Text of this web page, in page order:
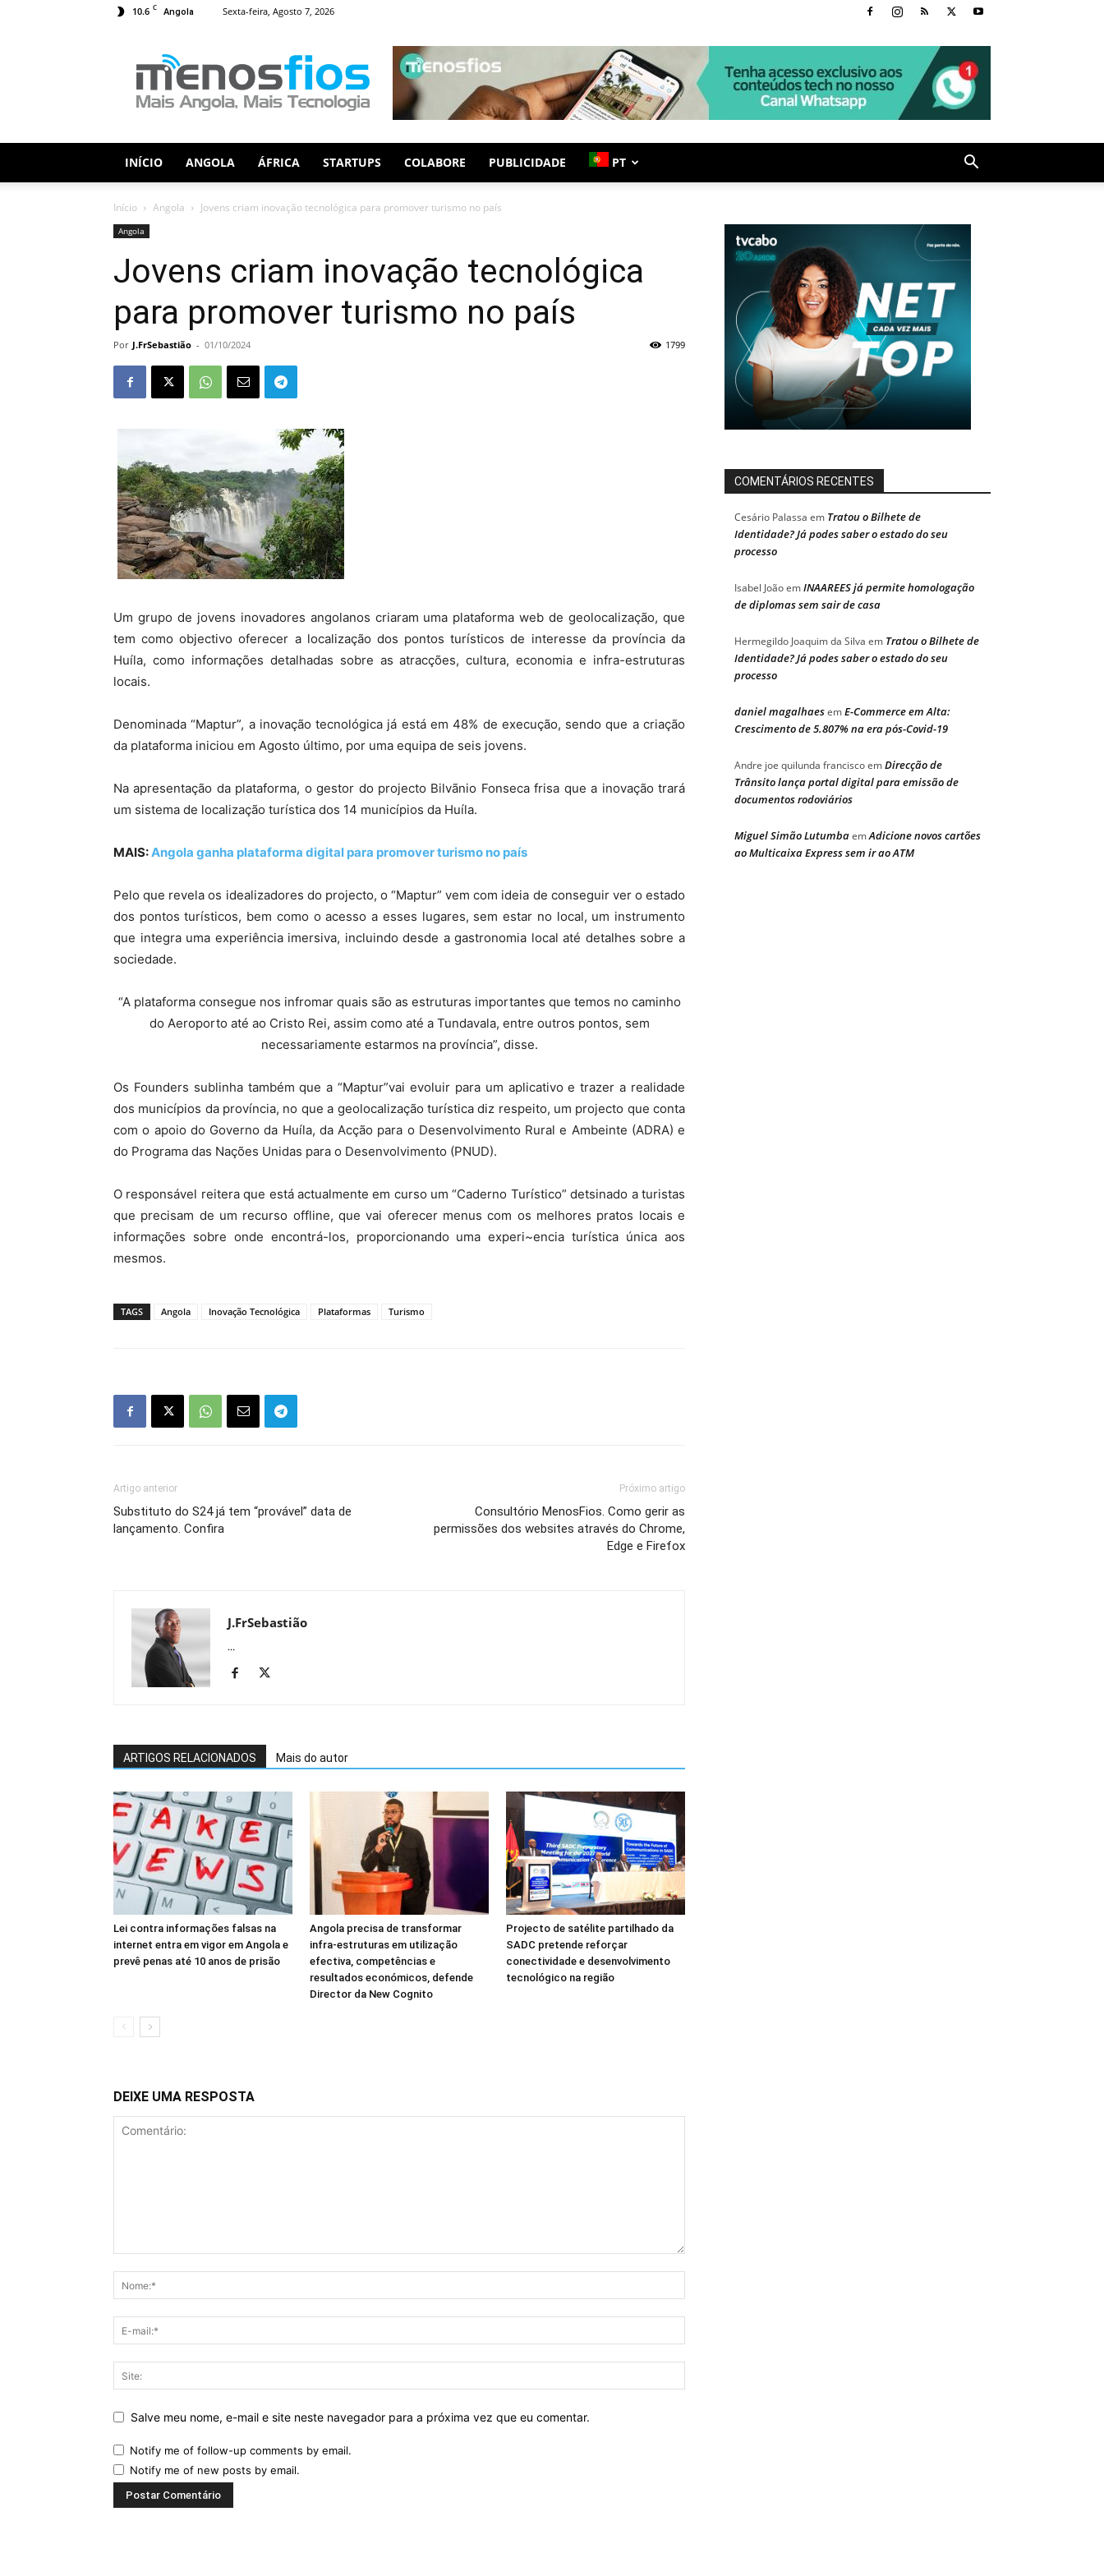
10.6 C Angola Sexta-feira, Agosto 7, 2026
Fios
INÍCIO ANGOLA ÁFRICA STARTUPS COLABORE PUBLICIDADE PT
Início Angola Jovens criam inovação tecnológica para promover turismo no país
Angola
Jovens criam inovação tecnológica
para promover turismo no país
Por J.FrSebastião - 01/10/2024 1799
Um grupo de jovens inovadores angolanos criaram uma plataforma web de geolocalização, que
tem como objectivo oferecer a localização dos pontos turísticos de interesse da província da
Huíla, como informações detalhadas sobre as atracções, cultura, economia e infra-estruturas
locais.
Denominada “Maptur”, a inovação tecnológica já está em 48% de execução, sendo que a criação
da plataforma iniciou em Agosto último, por uma equipa de seis jovens.
Na apresentação da plataforma, o gestor do projecto Bilvãnio Fonseca frisa que a inovação trará
um sistema de localização turística dos 14 municípios da Huíla.
MAIS:Angola ganha plataforma digital para promover turismo no país
Pelo que revela os idealizadores do projecto, o “Maptur” vem com ideia de conseguir ver o estado
dos pontos turísticos, bem como o acesso a esses lugares, sem estar no local, um instrumento
que integra uma experiência imersiva, incluindo desde a gastronomia local até detalhes sobre a
sociedade.
“A plataforma consegue nos infromar quais são as estruturas importantes que temos no caminho
do Aeroporto até ao Cristo Rei, assim como até a Tundavala, entre outros pontos, sem
necessariamente estarmos na província”, disse.
Os Founders sublinha também que a “Maptur”vai evoluir para um aplicativo e trazer a realidade
dos municípios da província, no que a geolocalização turística diz respeito, um projecto que conta
com o apoio do Governo da Huíla, da Acção para o Desenvolvimento Rural e Ambeinte (ADRA) e
do Programa das Nações Unidas para o Desenvolvimento (PNUD).
O responsável reitera que está actualmente em curso um “Caderno Turístico” detsinado a turistas
que precisam de um recurso offline, que vai oferecer menus com os melhores pratos locais e
informações sobre onde encontrá-los, proporcionando uma experi~encia turística única aos
mesmos.
TAGS Angola Inovação Tecnológica Plataformas Turismo
Artigo anterior
Substituto do S24 já tem “provável” data de
lançamento. Confira
Próximo artigo
Consultório MenosFios. Como gerir as
permissões dos websites através do Chrome,
Edge e Firefox
J.FrSebastião
...
ARTIGOS RELACIONADOS Mais do autor
Lei contra informações falsas na
internet entra em vigor em Angola e
prevê penas até 10 anos de prisão
Angola precisa de transformar
infra-estruturas em utilização
efectiva, competências e
resultados económicos, defende
Director da New Cognito
Projecto de satélite partilhado da
SADC pretende reforçar
conectividade e desenvolvimento
tecnológico na região
DEIXE UMA RESPOSTA
Salve meu nome, e-mail e site neste navegador para a próxima vez que eu comentar.
Notify me of follow-up comments by email.
Notify me of new posts by email.
COMENTÁRIOS RECENTES
Cesário Palassa em Tratou o Bilhete de
Identidade? Já podes saber o estado do seu
processo
Isabel JoãoemINAAREES já permite homologação
de diplomas sem sair de casa
Hermegildo Joaquim da Silva em Tratou o Bilhete de
Identidade? Já podes saber o estado do seu
processo
daniel magalhaesemE-Commerce em Alta:
Crescimento de 5.807% na era pós-Covid-19
Andre joe quilunda franciscoemDirecção de
Trânsito lança portal digital para emissão de
documentos rodoviários
Miguel Simão LutumbaemAdicione novos cartões
ao Multicaixa Express sem ir ao ATM